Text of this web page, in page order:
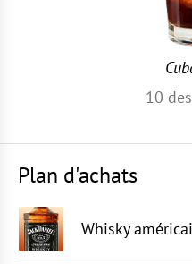
10
Plan d'achats
Whisky